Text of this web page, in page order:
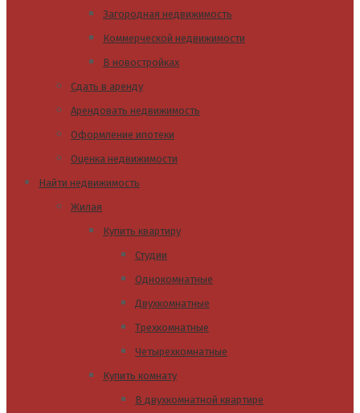
Загородная недвижимость
Коммерческой недвижимости
В новостройках
Сдать в аренду
Арендовать недвижимость
Оформление ипотеки
Оценка недвижимости
Найти недвижимость
Жилая
Купить квартиру
Студии
Однокомнатные
Двухкомнатные
Трехкомнатные
Четырехкомнатные
Купить комнату
В двухкомнатной квартире